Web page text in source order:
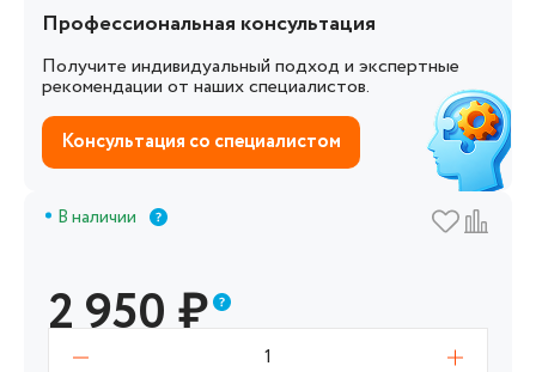
Профессиональная консультация
Получите индивидуальный подход и экспертные
рекомендации от наших специалистов.
Консультация со специалистом
В наличии
2 950₽
1